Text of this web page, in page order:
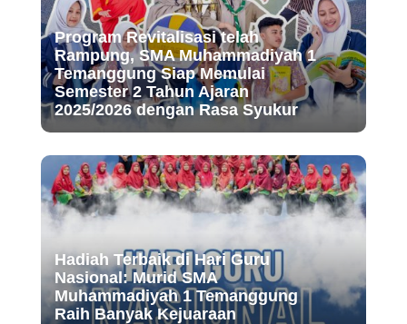
Program Revitalisasi telah
Rampung, SMA Muhammadiyah 1
Temanggung Siap Memulai
Semester 2 Tahun Ajaran
2025/2026 dengan Rasa Syukur
Hadiah Terbaik di Hari Guru
Nasional: Murid SMA
Muhammadiyah 1 Temanggung
Raih Banyak Kejuaraan